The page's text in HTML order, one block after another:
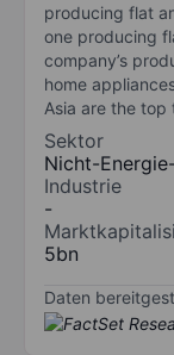
producing flat
one producing
company’s
home
Asia are the top
Sektor
Nicht-
Industrie
-
5bn
Daten